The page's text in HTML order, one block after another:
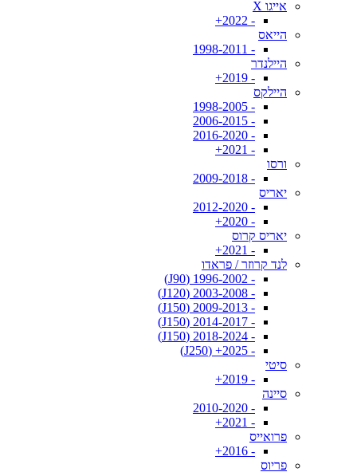
אייגו X
- 2022+
הייאס
- 1998-2011
היילנדר
- 2019+
היילקס
- 1998-2005
- 2006-2015
- 2016-2020
- 2021+
ורסו
- 2009-2018
יאריס
- 2012-2020
- 2020+
יאריס קרוס
- 2021+
לנד קרוזר / פראדו
- 1996-2002 (J90)
- 2003-2008 (J120)
- 2009-2013 (J150)
- 2014-2017 (J150)
- 2018-2024 (J150)
- 2025+ (J250)
סיטי
- 2019+
סיינה
- 2010-2020
- 2021+
פרואייס
- 2016+
פריוס